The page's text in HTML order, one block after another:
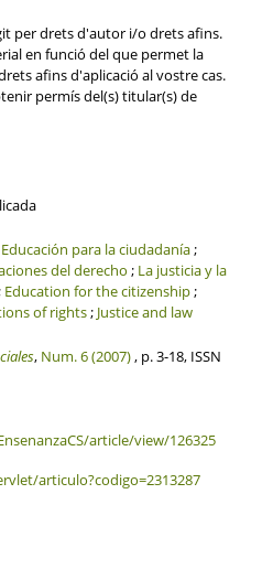
per drets d'autor i/o drets afins.
en funció del que permet la
afins d'aplicació al vostre cas.
permís del(s) titular(s) de
Educación para la ciudadanía;
del derecho ; La justicia y la
Education for the citizenship;
of rights; Justice and law
, Num. 6 (2007), p. 3-18, ISSN
article/view/126325
articulo?codigo=2313287